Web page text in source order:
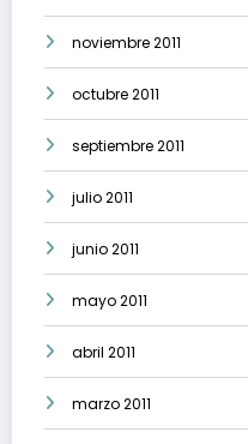
noviembre 2011
octubre 2011
septiembre 2011
julio 2011
junio 2011
mayo 2011
abril 2011
marzo 2011